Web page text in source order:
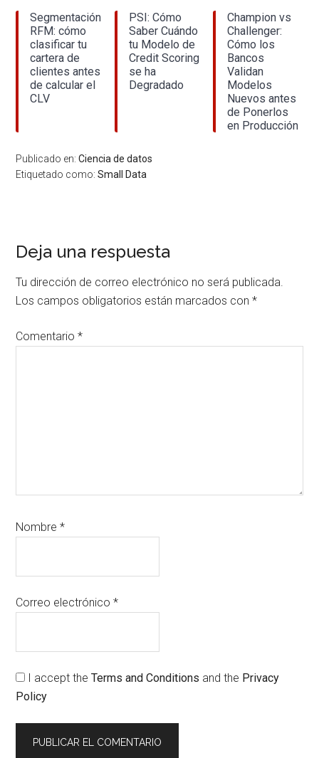
Segmentación
RFM: cómo
clasificar tu
cartera de
clientes antes
de calcular el
CLV
PSI: Cómo
Saber Cuándo
tu Modelo de
Credit Scoring
se ha
Degradado
Champion vs
Challenger:
Cómo los
Bancos
Validan
Modelos
Nuevos antes
de Ponerlos
en Producción
Publicado en:Ciencia de datos
Etiquetado como:Small Data
Interacciones
con
los
lectores
Deja una respuesta
Tu dirección de correo electrónico no será publicada.
Los campos obligatorios están marcados con*
Comentario*
Nombre*
Correo electrónico*
I accept theTerms and Conditions and the Privacy
Policy